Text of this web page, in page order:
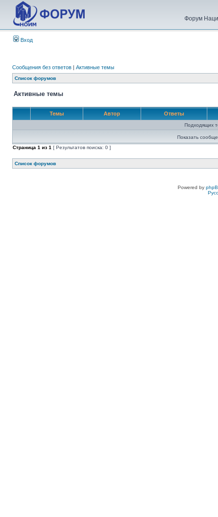
Форум
Вход
Сообщения без ответов | Активные темы
Список форумов
Активные темы
Темы Автор Ответы
Подходящих
Показать
Страница 1 из 1 [ Результатов поиска: 0 ]
Список форумов
Powered by